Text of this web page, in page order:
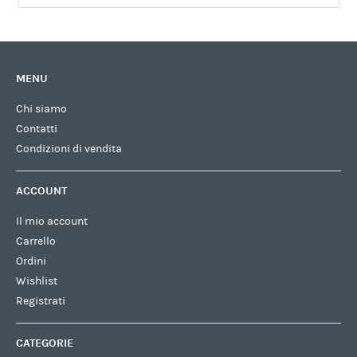
MENU
Chi siamo
Contatti
Condizioni di vendita
ACCOUNT
Il mio account
Carrello
Ordini
Wishlist
Registrati
CATEGORIE